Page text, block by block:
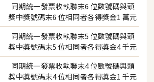
同期統一發票收執聯末6 位數號碼與頭
獎中獎號碼末6 位相同者各得獎金1 萬元
同期統一發票收執聯末5 位數號碼與頭
獎中獎號碼末5 位相同者各得獎金4 千元
同期統一發票收執聯末4 位數號碼與頭
獎中獎號碼末4 位相同者各得獎金1 千元